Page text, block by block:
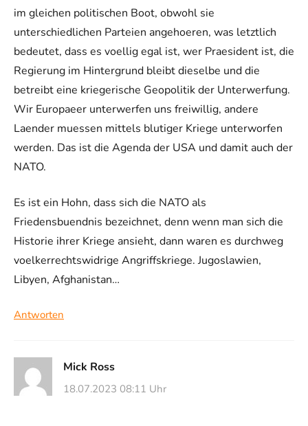
im gleichen politischen Boot, obwohl sie
unterschiedlichen Parteien angehoeren, was letztlich
bedeutet, dass es voellig egal ist, wer Praesident ist, die
Regierung im Hintergrund bleibt dieselbe und die
betreibt eine kriegerische Geopolitik der Unterwerfung.
Wir Europaeer unterwerfen uns freiwillig, andere
Laender muessen mittels blutiger Kriege unterworfen
werden. Das ist die Agenda der USA und damit auch der
NATO.
Es ist ein Hohn, dass sich die NATO als
Friedensbuendnis bezeichnet, denn wenn man sich die
Historie ihrer Kriege ansieht, dann waren es durchweg
voelkerrechtswidrige Angriffskriege. Jugoslawien,
Libyen, Afghanistan…
Antworten
Mick Ross
18.07.2023 08:11 Uhr